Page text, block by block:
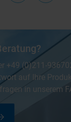
+49 (0)211-
auf Ihre
in unserem